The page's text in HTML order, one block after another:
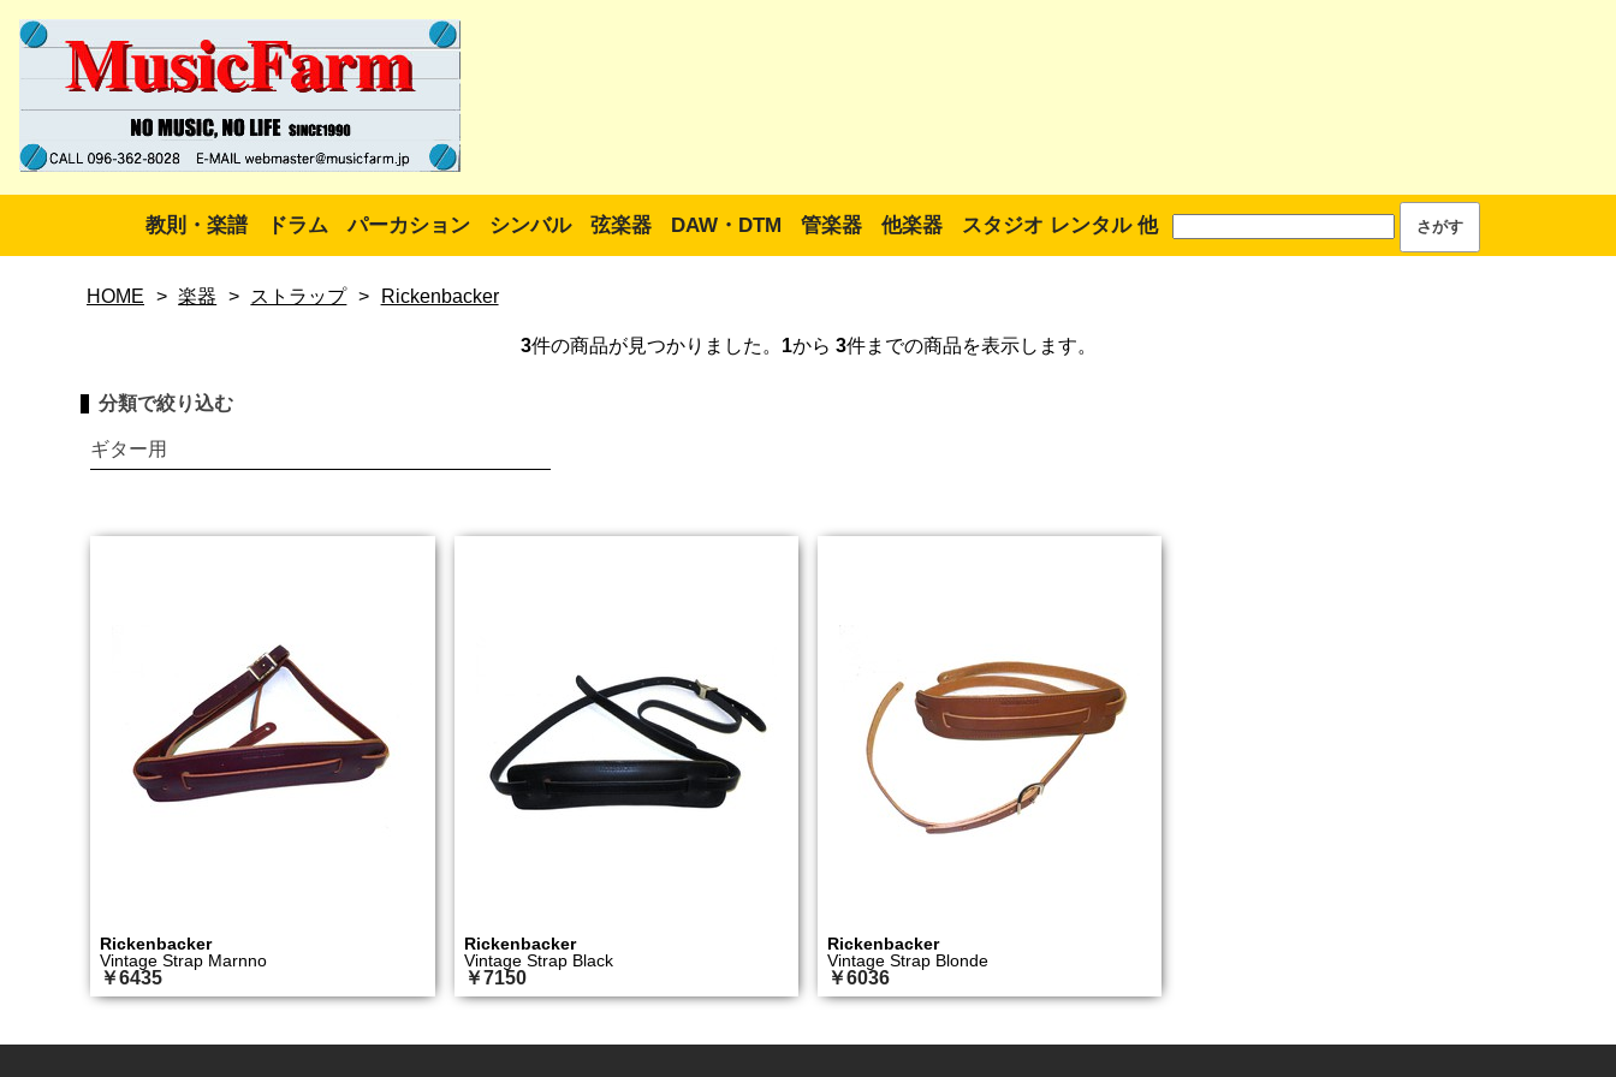
教則・楽譜 ドラム パーカション シンバル 弦楽器 DAW・DTM 管楽器 他楽器 スタジオ レンタル 他
HOME > 楽器 > ストラップ > Rickenbacker
3件の商品が見つかりました。 1から 3件までの商品を表示します。
分類で絞り込む
ギター用
Rickenbacker
Vintage Strap Marnno
￥6435
Rickenbacker
Vintage Strap Black
￥7150
Rickenbacker
Vintage Strap Blonde
￥6036